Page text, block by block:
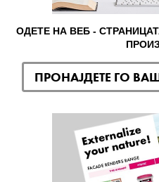
ОДЕТЕ НА ВЕБ -
ПРОНАЈДЕТЕ ГО